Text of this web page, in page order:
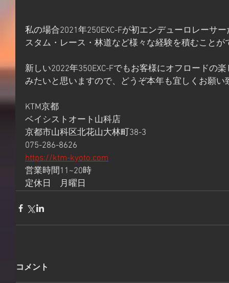
私の場合2021年250EXC-Fが初エンデューロレーサ
スタム・レース・林道など様々な経験を積むことが
新しい2022年350EXC-Fでもお客様にオフロードの
みたいと思いますので、どうぞ本年も宜しくお願い
KTM京都
ベイシストオート山科店
京都市山科区北花山大林町38-3
075-286-8626
https://ktm-kyoto.com
営業時間11~20時
定休日　月曜日
コメント